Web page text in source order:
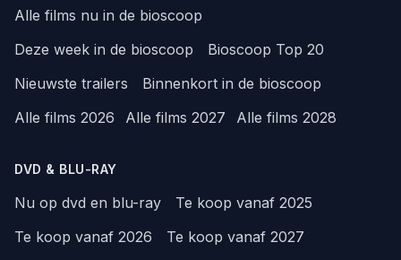
Alle films nu in de bioscoop
Deze week in de bioscoop
Bioscoop Top 20
Nieuwste trailers
Binnenkort in de bioscoop
Alle films 2026
Alle films 2027 Alle films 2028
DVD & BLU-RAY
Nu op dvd en blu-ray
Te koop vanaf 2025
Te koop vanaf 2026
Te koop vanaf 2027